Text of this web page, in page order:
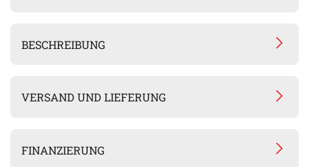
BESCHREIBUNG
VERSAND UND LIEFERUNG
FINANZIERUNG